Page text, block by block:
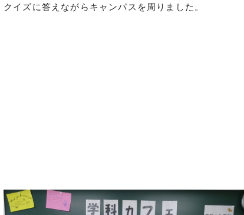
クイズに答えながらキャンパスを周りました。